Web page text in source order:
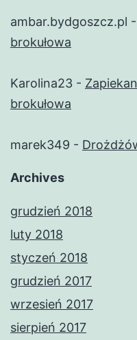
ambar.bydgoszcz.pl -
brokułowa
Karolina23 -
brokułowa
marek349 -
Archives
grudzień 2018
luty 2018
styczeń 2018
grudzień 2017
wrzesień 2017
sierpień 2017